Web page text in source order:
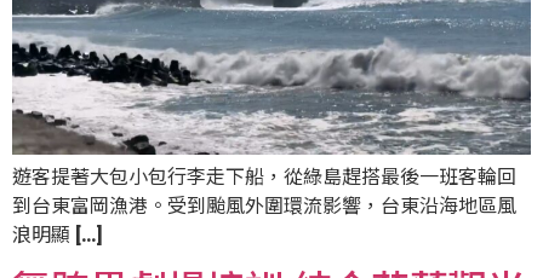
遊客提著大包小包行李走下船，從綠島趕搭最後一班客輪回
到台東富岡漁港。受到颱風外圍環流影響，台東沿海地區風
浪明顯 […]